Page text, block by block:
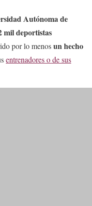
Autónoma de
mil deportistas
por lo menosun hecho
entrenadores o de sus